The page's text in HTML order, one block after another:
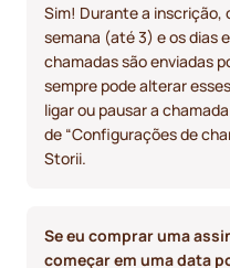
Sim! Durante a inscrição,
semana (até 3) e os dias
chamadas são enviadas
sempre pode alterar
ligar ou pausar a
de “Configurações de
Storii.
Se eu comprar uma
começar em uma data